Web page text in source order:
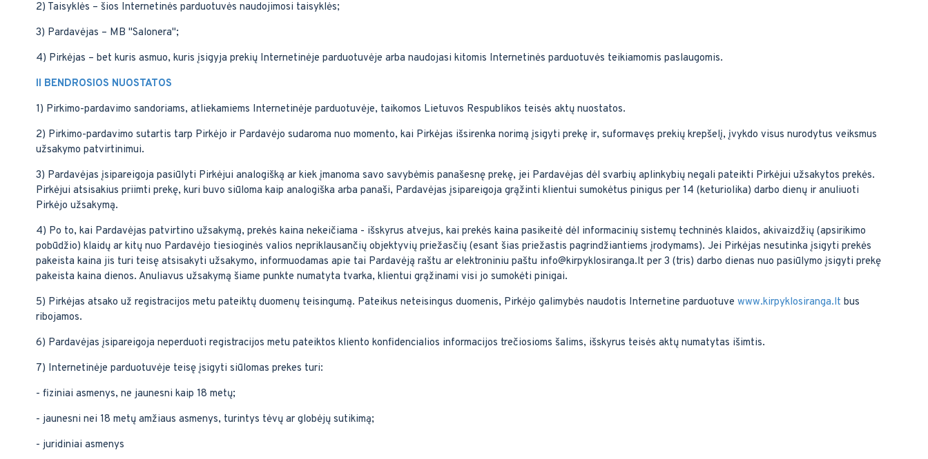
2) Taisyklės – šios Internetinės parduotuvės naudojimosi taisyklės;
3) Pardavėjas – MB "Salonera";
4) Pirkėjas – bet kuris asmuo, kuris įsigyja prekių Internetinėje parduotuvėje arba naudojasi kitomis Internetinės parduotuvės teikiamomis paslaugomis.
II BENDROSIOS NUOSTATOS
1) Pirkimo-pardavimo sandoriams, atliekamiems Internetinėje parduotuvėje, taikomos Lietuvos Respublikos teisės aktų nuostatos.
2) Pirkimo-pardavimo sutartis tarp Pirkėjo ir Pardavėjo sudaroma nuo momento, kai Pirkėjas išsirenka norimą įsigyti prekę ir, suformavęs prekių krepšelį, įvykdo visus nurodytus veiksmus
užsakymo patvirtinimui.
3) Pardavėjas įsipareigoja pasiūlyti Pirkėjui analogišką ar kiek įmanoma savo savybėmis panašesnę prekę, jei Pardavėjas dėl svarbių aplinkybių negali pateikti Pirkėjui užsakytos prekės.
Pirkėjui atsisakius priimti prekę, kuri buvo siūloma kaip analogiška arba panaši, Pardavėjas įsipareigoja grąžinti klientui sumokėtus pinigus per 14 (keturiolika) darbo dienų ir anuliuoti
Pirkėjo užsakymą.
4) Po to, kai Pardavėjas patvirtino užsakymą, prekės kaina nekeičiama - išskyrus atvejus, kai prekės kaina pasikeitė dėl informacinių sistemų techninės klaidos, akivaizdžių (apsirikimo
pobūdžio) klaidų ar kitų nuo Pardavėjo tiesioginės valios nepriklausančių objektyvių priežasčių (esant šias priežastis pagrindžiantiems įrodymams). Jei Pirkėjas nesutinka įsigyti prekės
pakeista kaina jis turi teisę atsisakyti užsakymo, informuodamas apie tai Pardavėją raštu ar elektroniniu paštu info@kirpyklosiranga.lt per 3 (tris) darbo dienas nuo pasiūlymo įsigyti prekę
pakeista kaina dienos. Anuliavus užsakymą šiame punkte numatyta tvarka, klientui grąžinami visi jo sumokėti pinigai.
5) Pirkėjas atsako už registracijos metu pateiktų duomenų teisingumą. Pateikus neteisingus duomenis, Pirkėjo galimybės naudotis Internetine parduotuve www.kirpyklosiranga.lt bus
ribojamos.
6) Pardavėjas įsipareigoja neperduoti registracijos metu pateiktos kliento konfidencialios informacijos trečiosioms šalims, išskyrus teisės aktų numatytas išimtis.
7) Internetinėje parduotuvėje teisę įsigyti siūlomas prekes turi:
- fiziniai asmenys, ne jaunesni kaip 18 metų;
- jaunesni nei 18 metų amžiaus asmenys, turintys tėvų ar globėjų sutikimą;
- juridiniai asmenys